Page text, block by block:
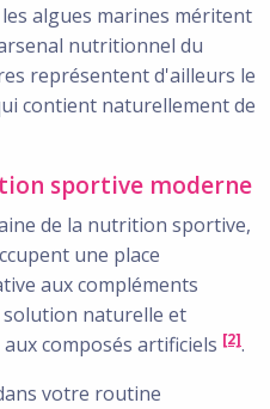
algues marines méritent
nutritionnel du
représentent d'ailleurs le
contient naturellement de
sportive moderne
de la nutrition sportive,
une place
aux compléments
naturelle et
composés artificiels [2].
votre routine